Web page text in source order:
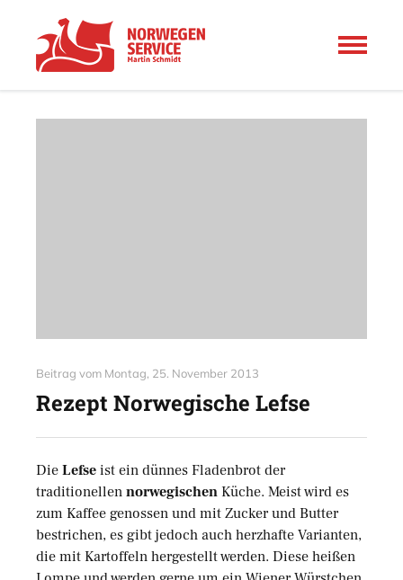
Beitrag vom Montag, 25. November 2013
Rezept Norwegische Lefse
Die Lefse ist ein dünnes Fladenbrot der
traditionellen norwegischen Küche. Meist wird es
zum Kaffee genossen und mit Zucker und Butter
bestrichen, es gibt jedoch auch herzhafte Varianten,
die mit Kartoffeln hergestellt werden. Diese heißen